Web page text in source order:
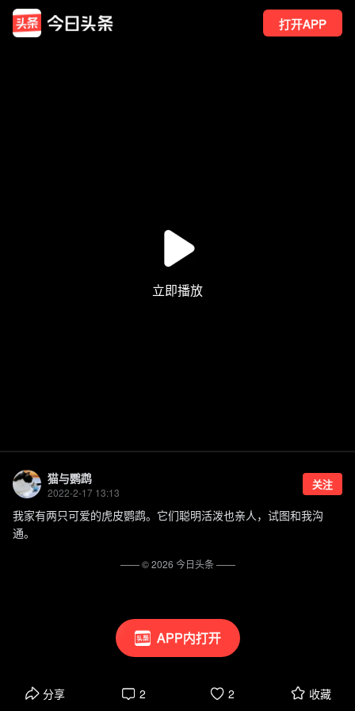
打开APP
APP内打开
猫与鹦鹉
2022-2-17 13:13
关注
我家有两只可爱的虎皮鹦鹉。它们聪明活泼也亲人，试图和我沟
通。
分享 2 2 收藏
—— ©2026 今日头条——